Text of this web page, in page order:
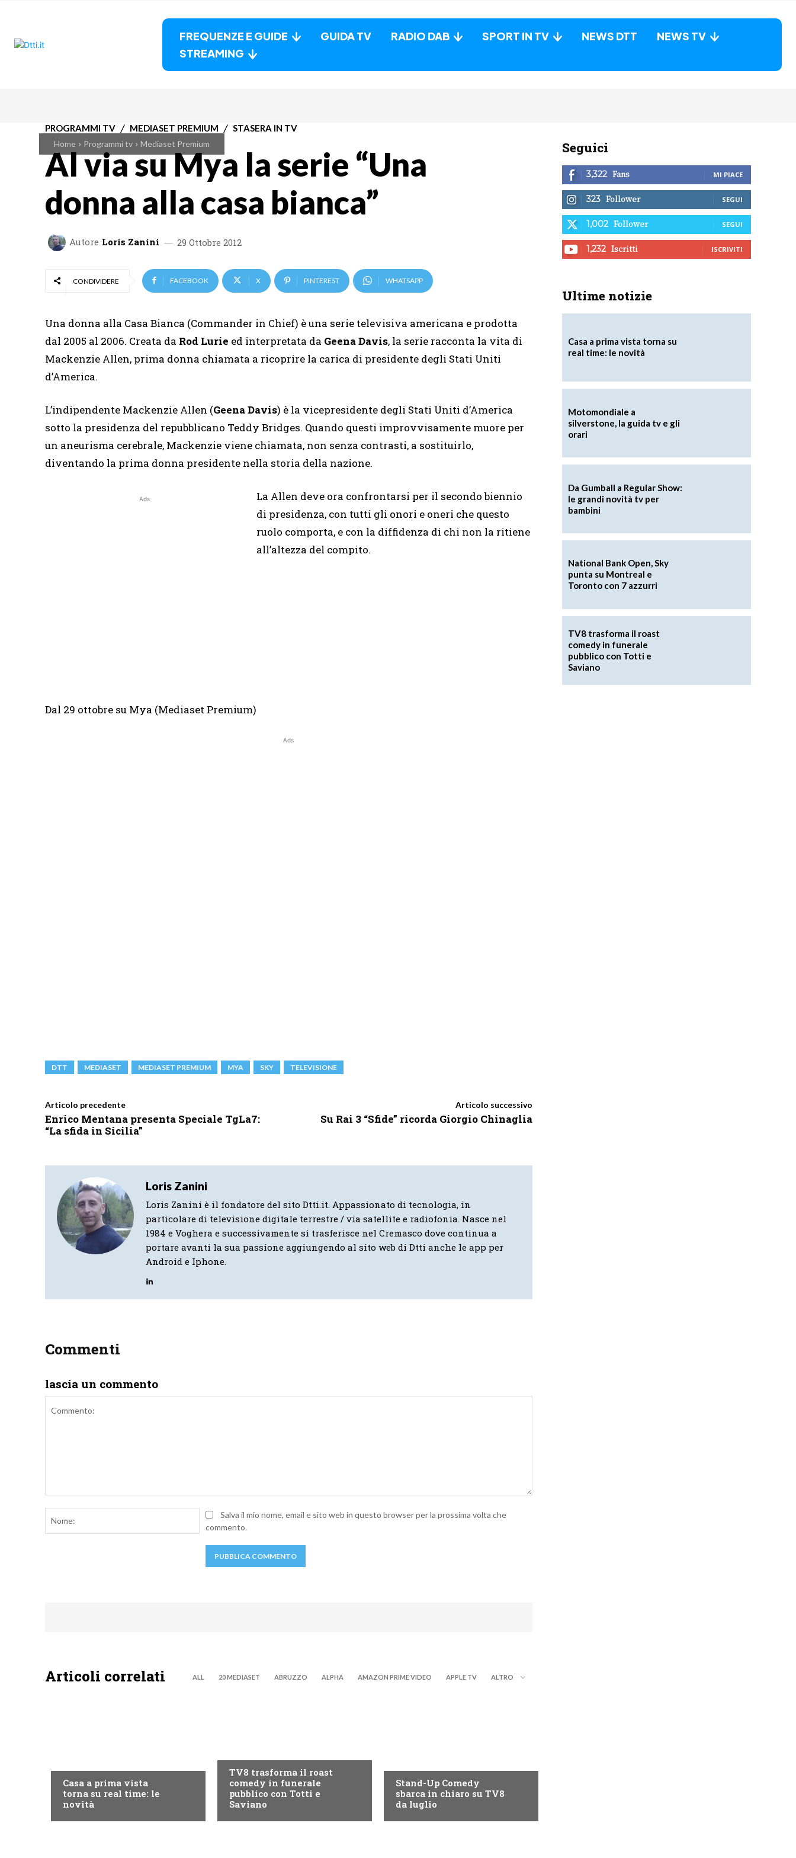
FREQUENZE E GUIDE GUIDA TV RADIO DAB SPORT IN TV NEWS DTT
NEWS TV
STREAMING
Home Programmi tv Mediaset Premium
PROGRAMMI TV MEDIASET PREMIUM STASERA IN TV
Al via su Mya la serie “Una
donna alla casa bianca”
Autore Loris Zanini 29 Ottobre 2012
CONDIVIDERE FACEBOOK X PINTEREST WHATSAPP
Una donna alla Casa Bianca (Commander in Chief) è una serie televisiva americana e prodotta
dal 2005 al 2006. Creata da Rod Lurie ed interpretata da Geena Davis, la serie racconta la vita di
Mackenzie Allen, prima donna chiamata a ricoprire la carica di presidente degli Stati Uniti
d’America.
L’indipendente Mackenzie Allen (Geena Davis) è la vicepresidente degli Stati Uniti d’America
sotto la presidenza del repubblicano Teddy Bridges. Quando questi improvvisamente muore per
un aneurisma cerebrale, Mackenzie viene chiamata, non senza contrasti, a sostituirlo,
diventando la prima donna presidente nella storia della nazione.
Ads
La Allen deve ora confrontarsi per il secondo biennio
di presidenza, con tutti gli onori e oneri che questo
ruolo comporta, e con la diffidenza di chi non la ritiene
all’altezza del compito.
Dal 29 ottobre su Mya (Mediaset Premium)
Ads
DTT MEDIASET MEDIASET PREMIUM MYA SKY TELEVISIONE
Articolo precedente
Enrico Mentana presenta Speciale TgLa7:
“La sfida in Sicilia”
Articolo successivo
Su Rai 3 “Sfide” ricorda Giorgio Chinaglia
Loris Zanini
Loris Zanini è il fondatore del sito Dtti.it. Appassionato di tecnologia, in
particolare di televisione digitale terrestre / via satellite e radiofonia. Nasce nel
1984 e Voghera e successivamente si trasferisce nel Cremasco dove continua a
portare avanti la sua passione aggiungendo al sito web di Dtti anche le app per
Android e Iphone.
Commenti
lascia un commento
Nome:Salva il mio nome, email e sito web in questo browser per la prossima volta che
commento.
Articoli correlati ALL 20 MEDIASET ABRUZZO ALPHA AMAZON PRIME VIDEO APPLE TV ALTRO
Casa a prima vista
torna su real time: le
novità
TV8 trasforma il roast
comedy in funerale
pubblico con Totti e
Saviano
Stand-Up Comedy
sbarca in chiaro su TV8
da luglio
Seguici
3,322 Fans MI PIACE
323 Follower SEGUI
1,002 Follower SEGUI
1,232 Iscritti ISCRIVITI
Ultime notizie
Casa a prima vista torna su
real time: le novità
Motomondiale a
silverstone, la guida tv e gli
orari
Da Gumball a Regular Show:
le grandi novità tv per
bambini
National Bank Open, Sky
punta su Montreal e
Toronto con 7 azzurri
TV8 trasforma il roast
comedy in funerale
pubblico con Totti e
Saviano